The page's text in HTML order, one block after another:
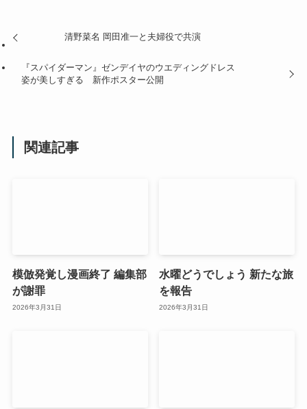
清野菜名 岡田准一と夫婦役で共演
『スパイダーマン』ゼンデイヤのウエディングドレス
姿が美しすぎる 新作ポスター公開
関連記事
模倣発覚し漫画終了 編集部
が謝罪
2026年3月31日
水曜どうでしょう 新たな旅
を報告
2026年3月31日